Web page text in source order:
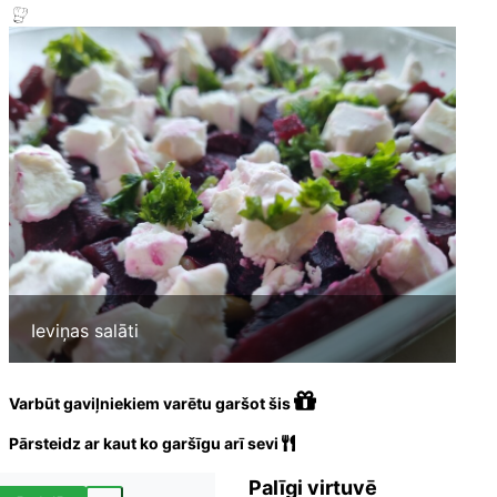
Ieviņas salāti
Varbūt gaviļniekiem varētu garšot šis
Pārsteidz ar kaut ko garšīgu arī sevi
Palīgi virtuvē